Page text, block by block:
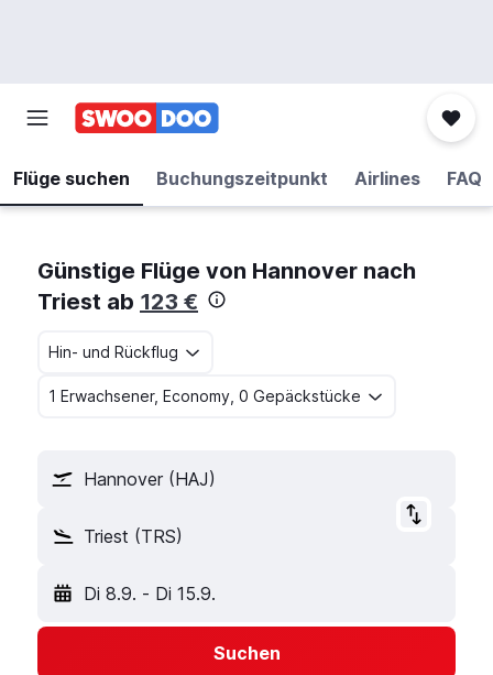
Flüge suchen Buchungszeitpunkt Airlines FAQ
Günstige Flüge von Hannover nach
Triest ab 123 €
Hin- und Rückflug
1 Erwachsener, Economy, 0 Gepäckstücke
Hannover (HAJ)
Triest (TRS)
Di 8.9. - Di 15.9.
Suchen